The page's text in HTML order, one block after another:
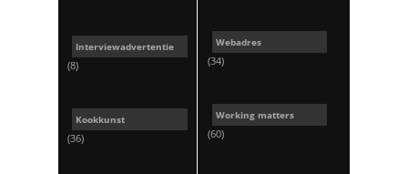
Interviewadvertentie
(8)
Kookkunst
(36)
Webadres
(34)
Working matters
(60)